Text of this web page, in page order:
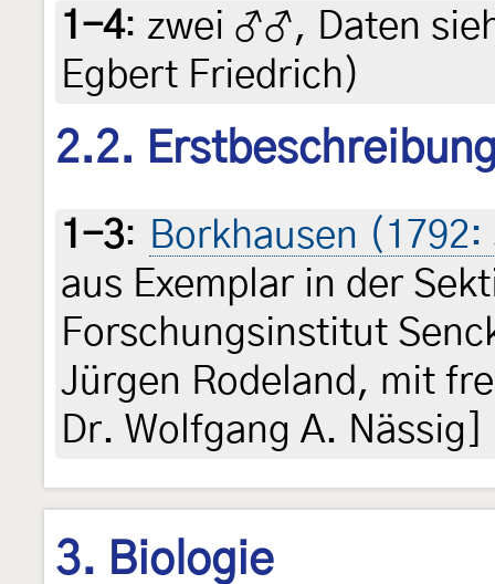
1-4: zwei ♂♂, Daten
Egbert Friedrich)
2.2.
1-3: Borkhausen
aus Exemplar in der
Forschungsinstitut
Jürgen Rodeland, mit
Dr. Wolfgang A. Nässig]
3. Biologie